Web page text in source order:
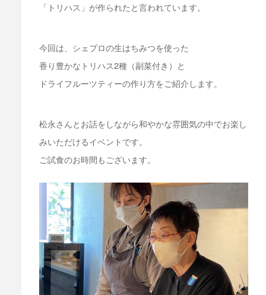
「トリハス」が作られたと言われています。
今回は、シェプロの生はちみつを使った
香り豊かなトリハス2種（副菜付き）と
ドライフルーツティーの作り方をご紹介します。
松永さんとお話をしながら和やかな雰囲気の中でお楽し
みいただけるイベントです。
ご試食のお時間もございます。